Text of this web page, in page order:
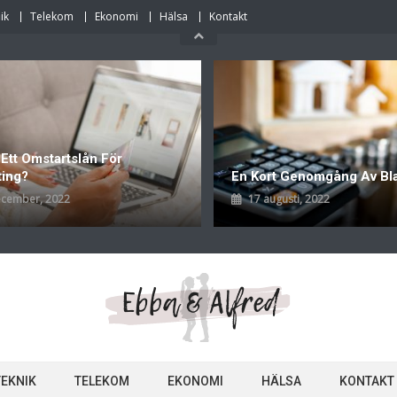
Telekom Ekonomi Hälsa Kontakt
Omstartslån För
2022
En Kort Genomgång Av
17 augusti, 2022
TELEKOM EKONOMI HÄLSA KONTAKT